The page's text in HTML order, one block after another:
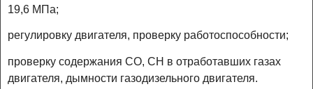
19,6 МПа;
регулировку двигателя, проверку работоспособности;
проверку содержания CO, CH в отработавших газах
двигателя, дымности газодизельного двигателя.